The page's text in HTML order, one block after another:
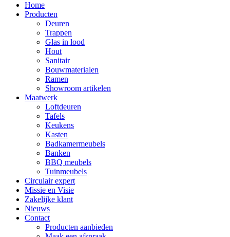
Home
Producten
Deuren
Trappen
Glas in lood
Hout
Sanitair
Bouwmaterialen
Ramen
Showroom artikelen
Maatwerk
Loftdeuren
Tafels
Keukens
Kasten
Badkamermeubels
Banken
BBQ meubels
Tuinmeubels
Circulair expert
Missie en Visie
Zakelijke klant
Nieuws
Contact
Producten aanbieden